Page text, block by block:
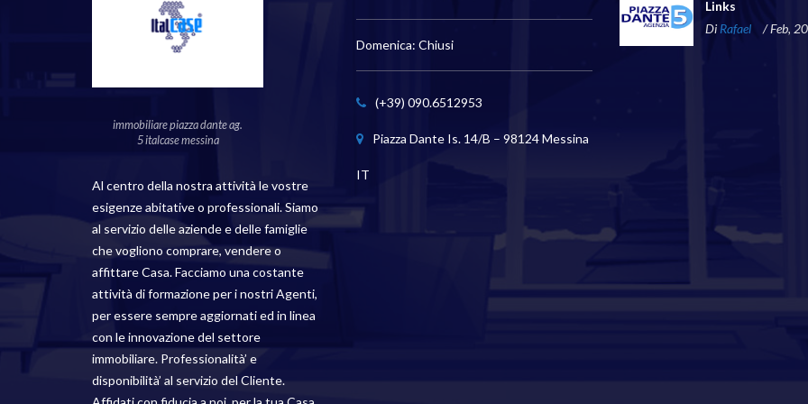
immobiliare piazza dante ag.
5 italcase messina
Al centro della nostra attività le vostre
esigenze abitative o professionali. Siamo
al servizio delle aziende e delle famiglie
che vogliono comprare, vendere o
affittare Casa. Facciamo una costante
attività di formazione per i nostri Agenti,
per essere sempre aggiornati ed in linea
con le innovazione del settore
immobiliare. Professionalità’ e
disponibilità’ al servizio del Cliente.
Domenica: Chiusi
(+39) 090.6512953
Piazza Dante Is. 14/B – 98124 Messina
IT
Links
Di Rafael / Feb,
FONDO FUCILE 4 VANI PIÙ
SERVIZI #VO17962
#VO17966